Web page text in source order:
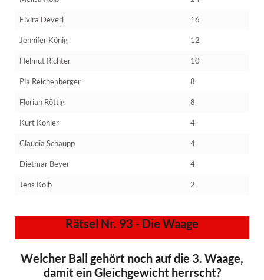
Elvira Deyerl 16
Jennifer König 12
Helmut Richter 10
Pia Reichenberger 8
Florian Röttig 8
Kurt Kohler 4
Claudia Schaupp 4
Dietmar Beyer 4
Jens Kolb 2
Rätsel Nr. 93 - Die Waage
Welcher Ball gehört noch auf die 3. Waage,
damit ein Gleichgewicht herrscht?